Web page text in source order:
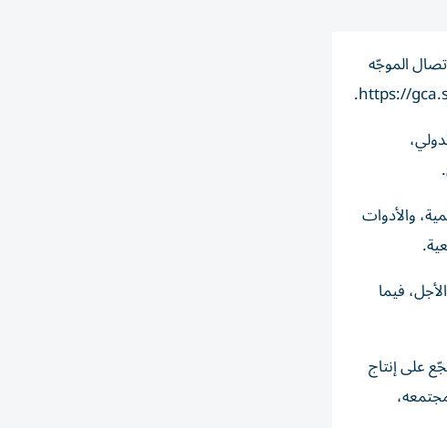
الموجّه
والأدوات
فيما
على إنتاج